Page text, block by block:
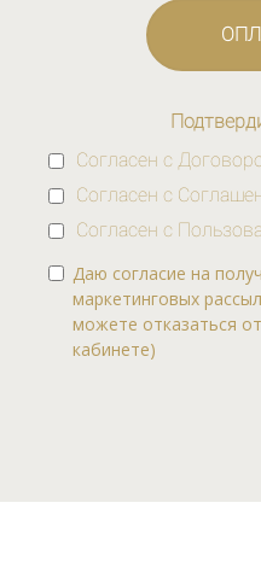
Согласен с
Согласен с
Согласен с
Даю согласие на
маркетинговых
можете отказаться
кабинете)